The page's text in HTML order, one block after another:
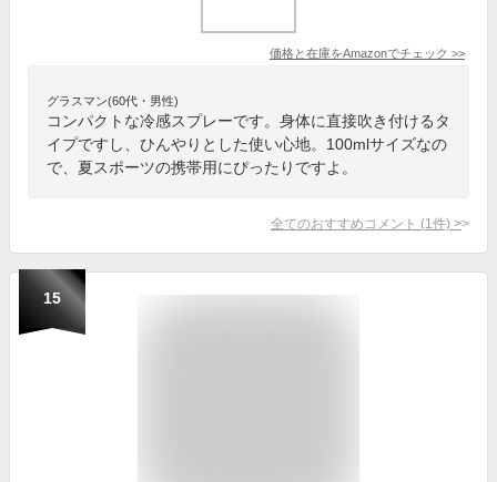
価格と在庫をAmazonでチェック >>
グラスマン(60代・男性)
コンパクトな冷感スプレーです。身体に直接吹き付けるタ
イプですし、ひんやりとした使い心地。100mlサイズなの
で、夏スポーツの携帯用にぴったりですよ。
全てのおすすめコメント (1 件) >
15